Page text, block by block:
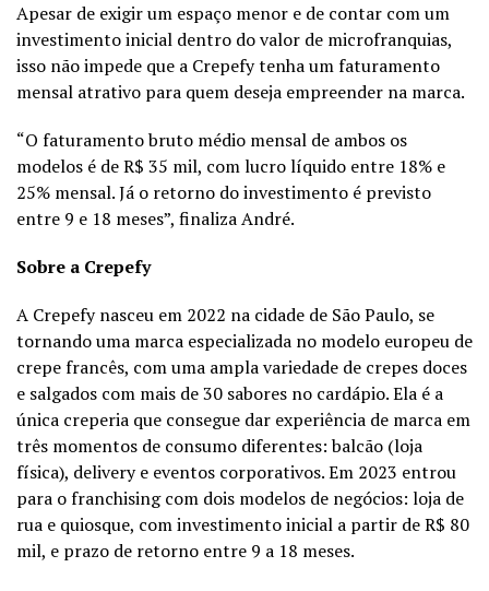
Apesar de exigir um espaço menor e de contar com um
investimento inicial dentro do valor de microfranquias,
isso não impede que a Crepefy tenha um faturamento
mensal atrativo para quem deseja empreender na marca.
“O faturamento bruto médio mensal de ambos os
modelos é de R$ 35 mil, com lucro líquido entre 18% e
25% mensal. Já o retorno do investimento é previsto
entre 9 e 18 meses”, finaliza André.
Sobre a Crepefy
A Crepefy nasceu em 2022 na cidade de São Paulo, se
tornando uma marca especializada no modelo europeu de
crepe francês, com uma ampla variedade de crepes doces
e salgados com mais de 30 sabores no cardápio. Ela é a
única creperia que consegue dar experiência de marca em
três momentos de consumo diferentes: balcão (loja
física), delivery e eventos corporativos. Em 2023 entrou
para o franchising com dois modelos de negócios: loja de
rua e quiosque, com investimento inicial a partir de R$ 80
mil, e prazo de retorno entre 9 a 18 meses.